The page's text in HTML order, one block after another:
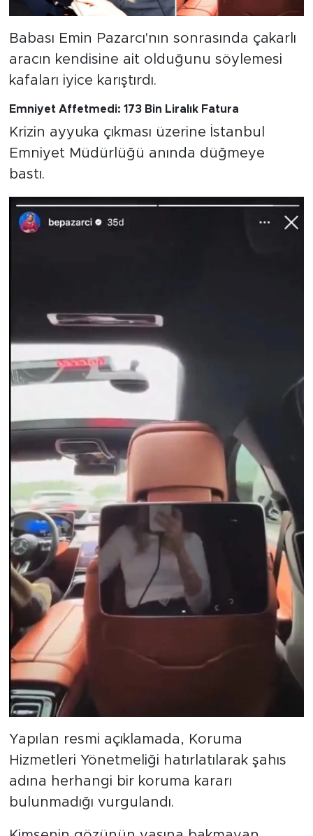
Babası Emin Pazarcı'nın sonrasında çakarlı
aracın kendisine ait olduğunu söylemesi
kafaları iyice karıştırdı.
Emniyet Affetmedi: 173 Bin Liralık Fatura
Krizin ayyuka çıkması üzerine İstanbul
Emniyet Müdürlüğü anında düğmeye
bastı.
Yapılan resmi açıklamada, Koruma
Hizmetleri Yönetmeliği hatırlatılarak şahıs
adına herhangi bir koruma kararı
bulunmadığı vurgulandı.